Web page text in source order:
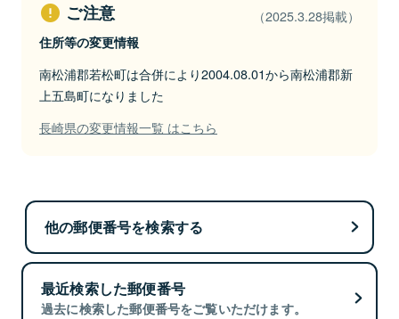
ご注意 （2025.3.28掲載）
住所等の変更情報
南松浦郡若松町は合併により2004.08.01から南松浦郡新
上五島町になりました
長崎県の変更情報一覧 はこちら
他の郵便番号を検索する
最近検索した郵便番号
過去に検索した郵便番号をご覧いただけます。